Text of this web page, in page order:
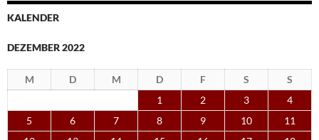
KALENDER
DEZEMBER 2022
M D M D F S
S
1
2 3
4
5
6 7 8 9 10
11